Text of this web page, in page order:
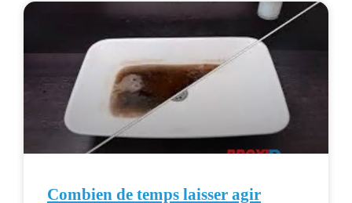
Combien de temps laisser agir